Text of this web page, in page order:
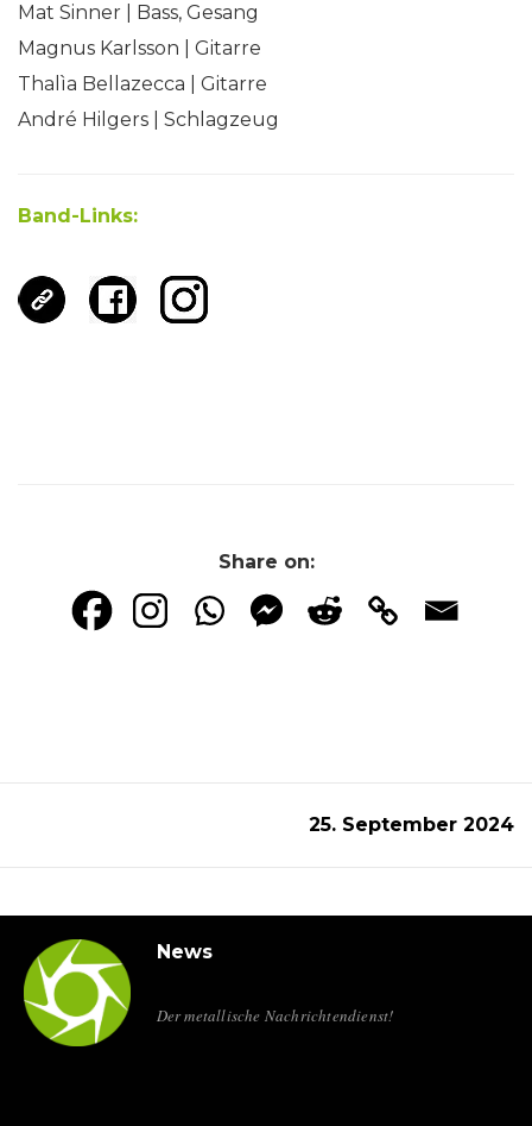
Mat Sinner | Bass, Gesang
Magnus Karlsson | Gitarre
Thalìa Bellazecca | Gitarre
André Hilgers | Schlagzeug
Band-Links:
Share on:
25. September 2024
News
Der metallische Nachrichtendienst!